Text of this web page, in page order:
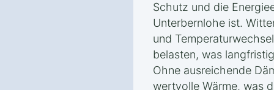
Schutz und die
Unterbernlohe ist.
und
belasten, was
Ohne ausreichende
wertvolle Wärme, was